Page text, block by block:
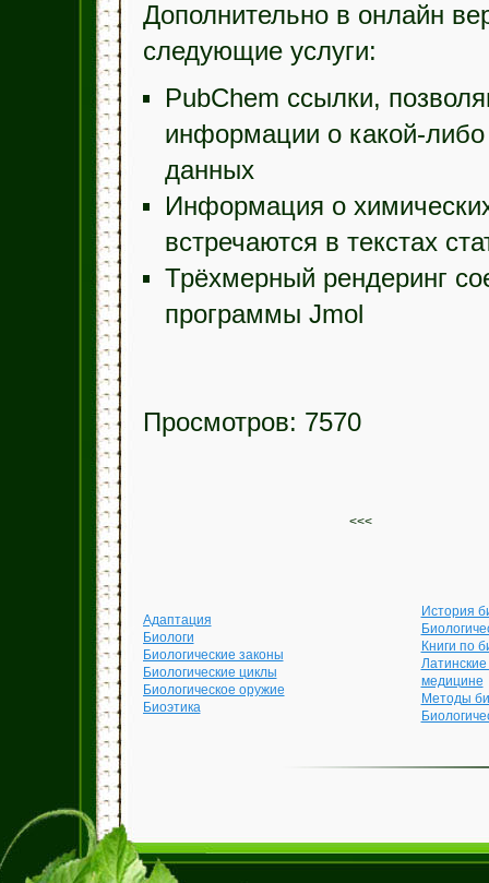
Дополнительно в онлайн
следующие услуги:
PubChem ссылки,
информации о какой-
данных
Информация о
встречаются в текстах
Трёхмерный рендеринг
программы Jmol
Просмотров: 7570
<<<
Адаптация
Биологи
Биологические законы
Биологические циклы
Биологическое оружие
Биоэтика
История
Книги по
медицине
Методы